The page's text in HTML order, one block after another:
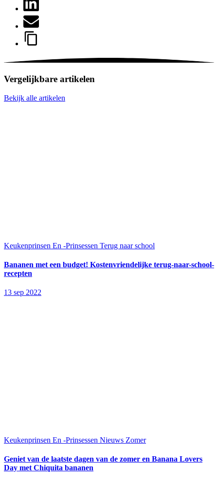
Vergelijkbare artikelen
Bekijk alle artikelen
Keukenprinsen En -Prinsessen Terug naar school
Bananen met een budget! Kostenvriendelijke terug-naar-school-
recepten
13 sep 2022
Keukenprinsen En -Prinsessen Nieuws Zomer
Geniet van de laatste dagen van de zomer en Banana Lovers
Day met Chiquita bananen